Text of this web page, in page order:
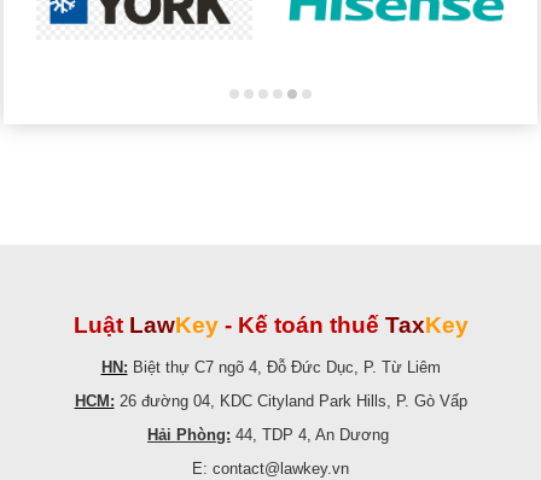
Luật LawKey - Kế toán thuế TaxKey
HN: Biệt thự C7 ngõ 4, Đỗ Đức Dục, P. Từ Liêm
HCM: 26 đường 04, KDC Cityland Park Hills, P. Gò Vấp
Hải Phòng: 44, TDP 4, An Dương
E: contact@lawkey.vn